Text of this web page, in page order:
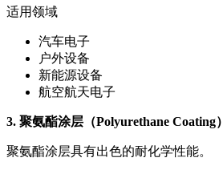
适用领域
汽车电子
户外设备
新能源设备
航空航天电子
3. 聚氨酯涂层（Polyurethane Coating）
聚氨酯涂层具有出色的耐化学性能。